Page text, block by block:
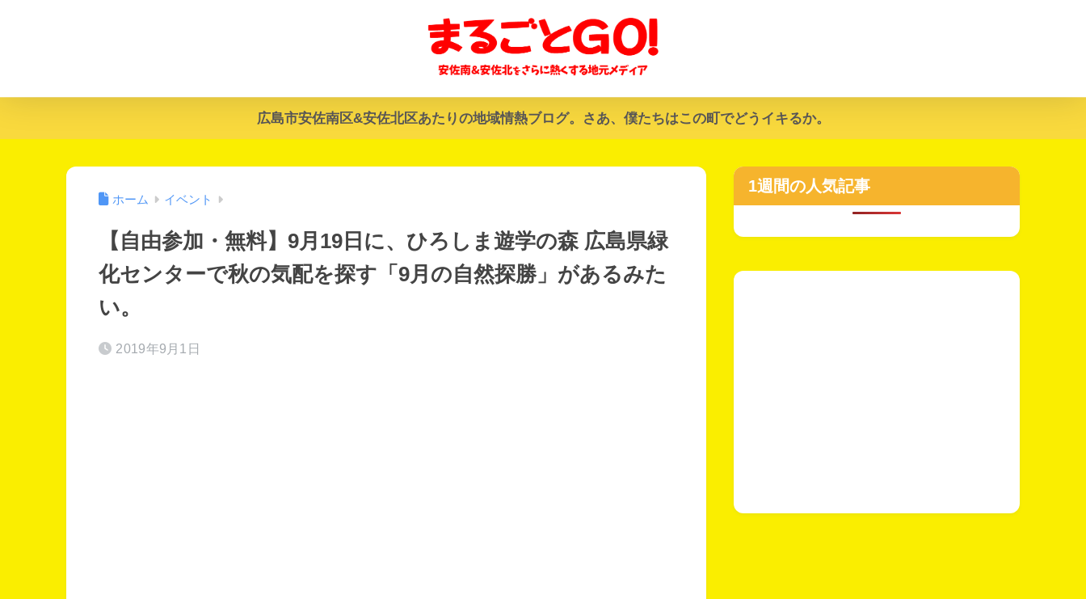
広島市安佐南区&安佐北区あたりの地域情熱ブログ。さあ、僕たちはこの町でどうイキるか。
ホーム イベント
【自由参加・無料】9月19日に、ひろしま遊学の森 広島県緑
化センターで秋の気配を探す「9月の自然探勝」があるみた
い。
2019年9月1日
1週間の人気記事